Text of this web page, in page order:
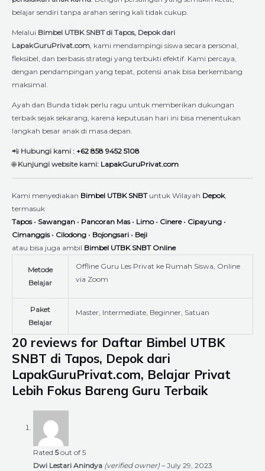
belajar sendiri tanpa arahan sering kali tidak cukup.
Melalui Bimbel UTBK SNBT di Tapos, Depok dari
LapakGuruPrivat.com , kami mendampingi siswa secara personal,
fleksibel, dan berbasis strategi yang terbukti efektif. Kami percaya,
dengan pendampingan yang tepat, potensi anak bisa berkembang
maksimal.
Ayah dan Bunda tidak perlu ragu untuk memberikan dukungan
terbaik sejak sekarang, karena keputusan hari ini bisa menentukan
langkah besar anak di masa depan.
📲 Hubungi kami : +62 858 9452 5108
🌐Kunjungi website kami: LapakGuruPrivat.com
Kami menyediakan Bimbel UTBK SNBTuntuk Wilayah Depok,
termasuk
Tapos• Sawangan • Pancoran Mas• Limo• Cinere• Cipayung •
Cimanggis• Cilodong • Bojongsari • Beji
atau bisa juga ambil Bimbel UTBK SNBT Online
Metode
Belajar
Offline Guru Les Privat ke Rumah Siswa, Online
via Zoom
Paket
Belajar
Master, Intermediate, Beginner, Satuan
20 reviews for Daftar Bimbel UTBK
SNBT di Tapos, Depok dari
LapakGuruPrivat.com, Belajar Privat
Lebih Fokus Bareng Guru Terbaik
Rated 5out of 5
Dwi Lestari Anindya (verified owner) – July 29, 2023